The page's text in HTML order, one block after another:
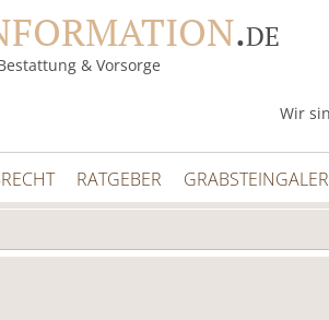
.DE
& Vorsorge
Wir
RATGEBER